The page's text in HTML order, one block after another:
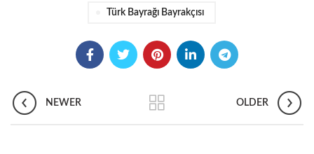
Türk Bayrağı Bayrakçısı
NEWER OLDER